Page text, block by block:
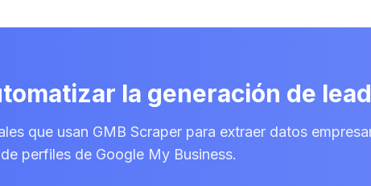
la generación de
que usan GMB Scraper para extraer datos
de perfiles de Google My Business.